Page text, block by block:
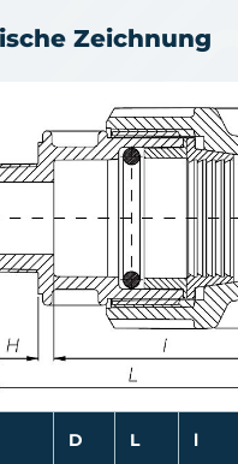
Zeichnung
D L l